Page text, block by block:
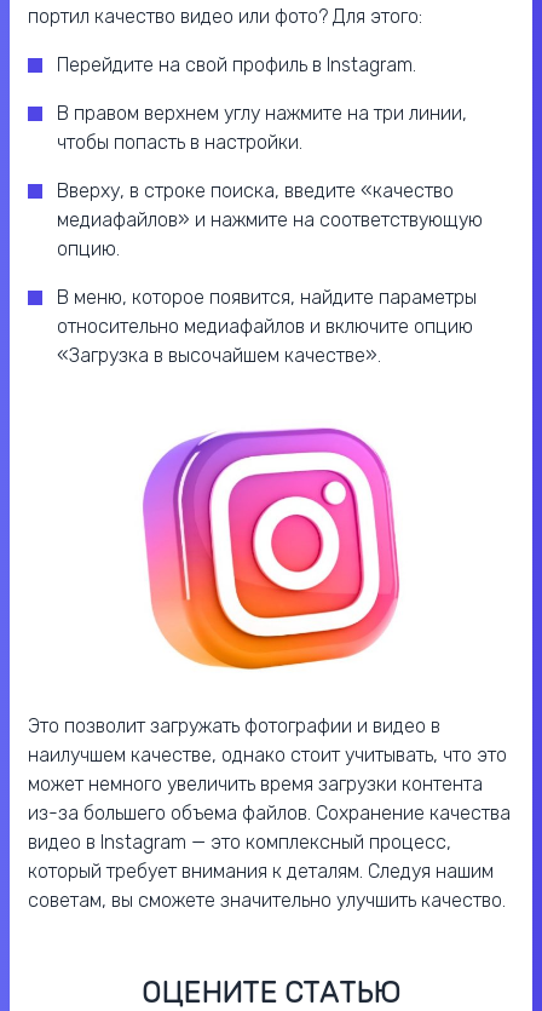
портил качество видео или фото? Для этого:
Перейдите на свой профиль в Instagram.
В правом верхнем углу нажмите на три линии,
чтобы попасть в настройки.
Вверху, в строке поиска, введите «качество
медиафайлов» и нажмите на соответствующую
опцию.
В меню, которое появится, найдите параметры
относительно медиафайлов и включите опцию
«Загрузка в высочайшем качестве».
Это позволит загружать фотографии и видео в
наилучшем качестве, однако стоит учитывать, что это
может немного увеличить время загрузки контента
из-за большего объема файлов. Сохранение качества
видео в Instagram — это комплексный процесс,
который требует внимания к деталям. Следуя нашим
советам, вы сможете значительно улучшить качество.
ОЦЕНИТЕ СТАТЬЮ